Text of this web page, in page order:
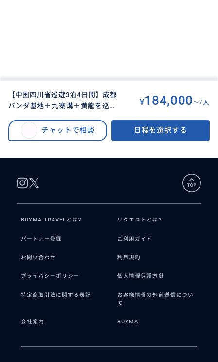
【中国四川省巡遊3泊4日間】成都
パンダ基地＋九寨溝＋黄龍を巡る
道付き・宿泊付き・昼食付・専属
日本語ガイドと専用車付き
¥184,000~/ 人
チャットで相談 日程を選択する
【中国四川省巡遊3泊4日間】成都パンダ基地＋九寨溝＋黄龍を巡るプライベ
ートプラン☆往復高速鉄道付き・宿泊付き・昼食付・専属日本語ガイドと専
用車付き
BUYMA TRAVELとは? リクエストとは?
パートナー登録 ご利用ガイド
お問い合わせ 利用規約
プライバシーポリシー 個人情報保護方針
特定商取引法に関する表記
お客様情報の外部送信につい
て
会社案内 BUYMA